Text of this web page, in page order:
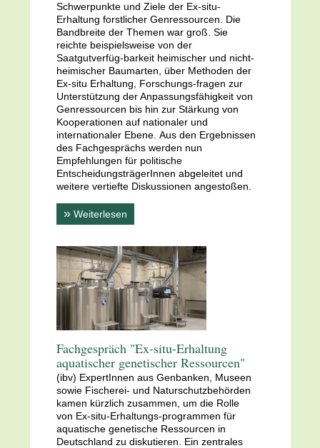
Schwerpunkte und Ziele der Ex-situ-
Erhaltung forstlicher Genressourcen. Die
Bandbreite der Themen war groß. Sie
reichte beispielsweise von der
Saatgutverfüg-barkeit heimischer und nicht-
heimischer Baumarten, über Methoden der
Ex-situ Erhaltung, Forschungs-fragen zur
Unterstützung der Anpassungsfähigkeit von
Genressourcen bis hin zur Stärkung von
Kooperationen auf nationaler und
internationaler Ebene. Aus den Ergebnissen
des Fachgesprächs werden nun
Empfehlungen für politische
EntscheidungsträgerInnen abgeleitet und
weitere vertiefte Diskussionen angestoßen.
» Weiterlesen
Fachgespräch "Ex-situ-Erhaltung
aquatischer genetischer Ressourcen"
(ibv) ExpertInnen aus Genbanken, Museen
sowie Fischerei- und Naturschutzbehörden
kamen kürzlich zusammen, um die Rolle
von Ex-situ-Erhaltungs-programmen für
aquatische genetische Ressourcen in
Deutschland zu diskutieren. Ein zentrales